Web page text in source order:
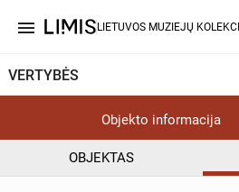
menu LIETUVOS MUZIEJŲ
VERTYBĖS
Objekto informacija
OBJEKTAS